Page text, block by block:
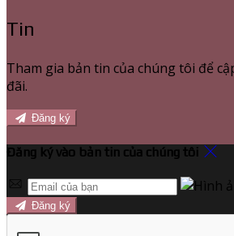
Tin
Tham gia bản tin của chúng tôi để
đãi.
Đăng ký
Đăng ký vào bản tin của chúng tôi
Đăng ký